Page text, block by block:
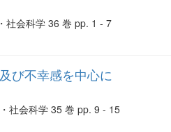
社会科学 36 巻 pp. 1 - 7
び不幸感を中心に
社会科学 35 巻 pp. 9 - 15